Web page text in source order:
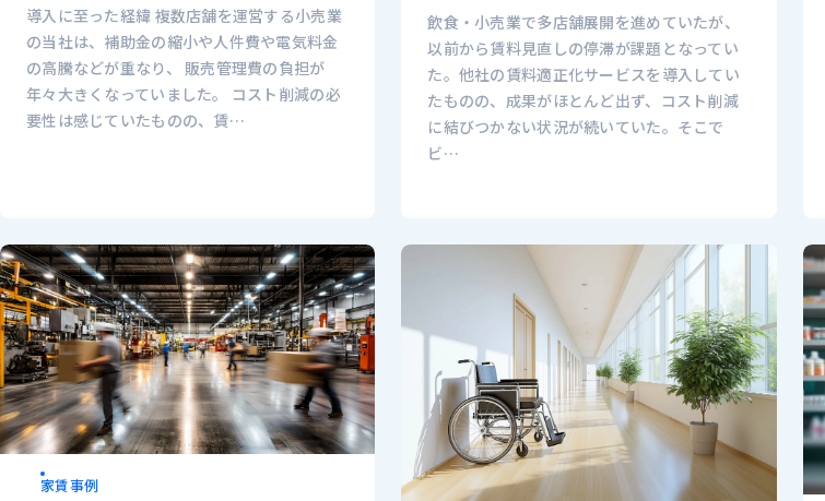
導入に至った経緯 複数店舗を運営する小売業
の当社は、補助金の縮小や人件費や電気料金
の高騰などが重なり、 販売管理費の負担が
年々大きくなっていました。 コスト削減の必
要性は感じていたものの、賃…
飲食・小売業で多店舗展開を進めていたが、
以前から賃料見直しの停滞が課題となってい
た。他社の賃料適正化サービスを導入してい
たものの、成果がほとんど出ず、コスト削減
に結びつかない状況が続いていた。そこで
ビ…
家賃事例